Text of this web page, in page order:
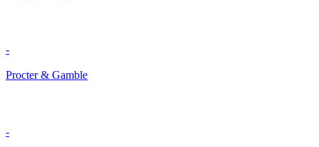
-
Procter & Gamble
-